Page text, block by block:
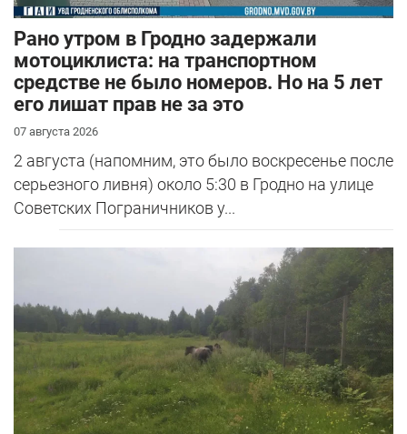
Рано утром в Гродно задержали
мотоциклиста: на транспортном
средстве не было номеров. Но на 5 лет
его лишат прав не за это
07 августа 2026
2 августа (напомним, это было воскресенье после
серьезного ливня) около 5:30 в Гродно на улице
Советских Пограничников у...